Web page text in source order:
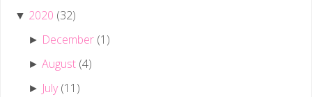
▼ 2020 (32)
► December (1)
►August (4)
► July (11)